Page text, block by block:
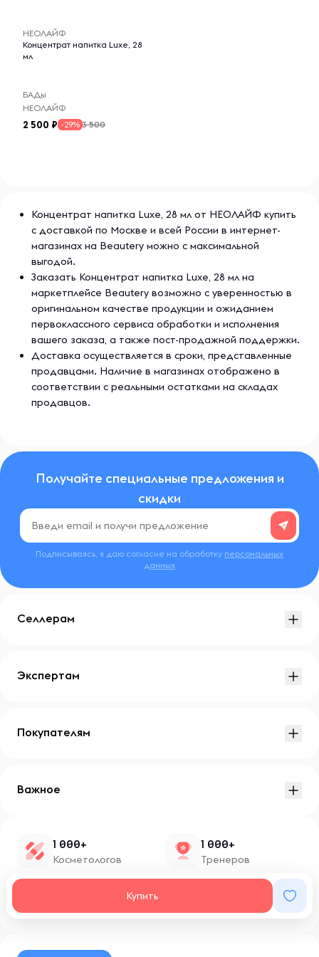
НЕОЛАЙФ
Концентрат напитка Luxe, 28
мл
БАДы
НЕОЛАЙФ
2 500 -29% 3 500
Концентрат напитка Luxe, 28 мл от НЕОЛАЙФ купить
с доставкой по Москве и всей России в интернет-
магазинах на Beautery можно с максимальной
выгодой.
Заказать Концентрат напитка Luxe, 28 мл на
маркетплейсе Beautery возможно с уверенностью в
оригинальном качестве продукции и ожиданием
первоклассного сервиса обработки и исполнения
вашего заказа, а также пост-продажной поддержки.
Доставка осуществляется в сроки, представленные
продавцами. Наличие в магазинах отображено в
соответствии с реальными остатками на складах
продавцов.
Получайте специальные предложения и
скидки
Подписываясь, я даю согласие на обработку персональных
данных
Купить
Селлерам
Экспертам
Покупателям
Важное
1 000+
Косметологов
1 000+
Тренеров